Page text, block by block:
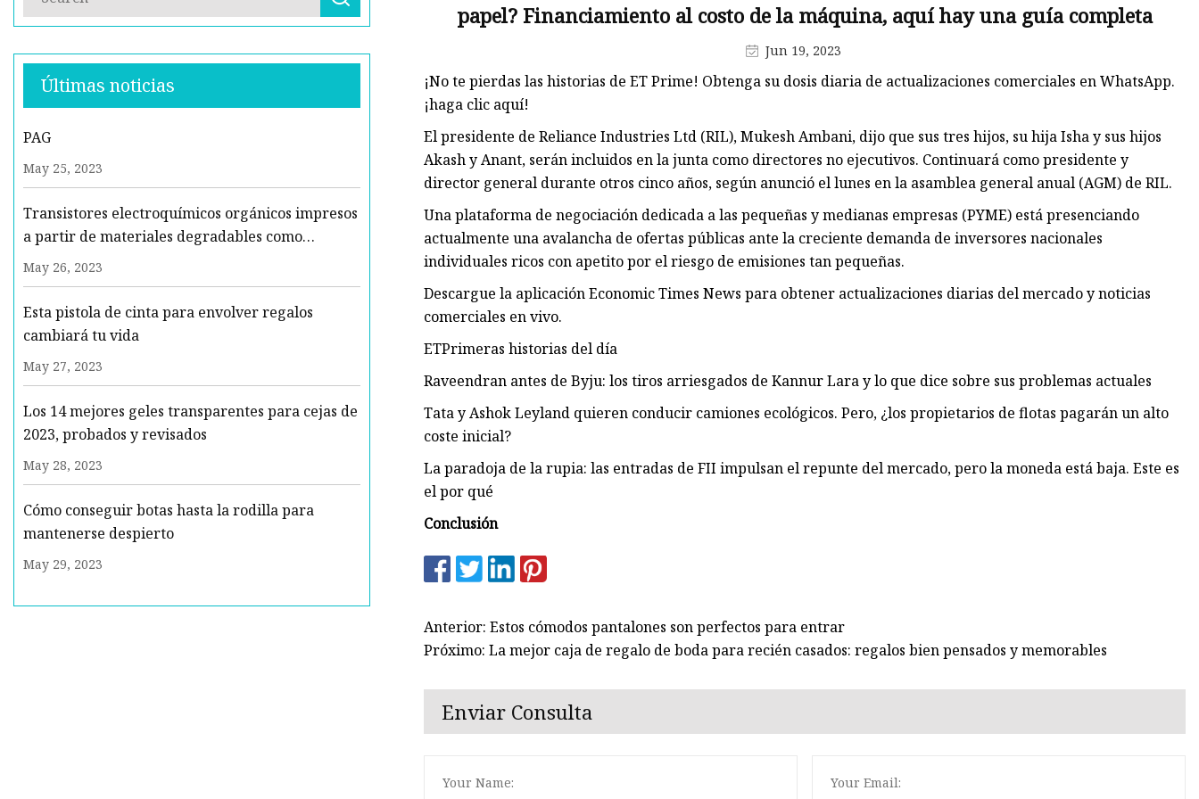
precio económico
Máquina troqueladora y
estampadora de láminas
Encoladora de carpetas
Máquina de corte
Máquina troqueladora
Últimas noticias
PAG
May 25, 2023
Transistores electroquímicos orgánicos impresos
a partir de materiales degradables como
sensores bioquímicos desechables
May 26, 2023
Esta pistola de cinta para envolver regalos
cambiará tu vida
May 27, 2023
Los 14 mejores geles transparentes para cejas de
2023, probados y revisados
May 28, 2023
Cómo conseguir botas hasta la rodilla para
mantenerse despierto
May 29, 2023
papel? Financiamiento al costo de la máquina, aquí hay una guía completa
Jun 19, 2023
¡No te pierdas las historias de ET Prime! Obtenga su dosis diaria de actualizaciones comerciales en WhatsApp.
¡haga clic aquí!
El presidente de Reliance Industries Ltd (RIL), Mukesh Ambani, dijo que sus tres hijos, su hija Isha y sus hijos
Akash y Anant, serán incluidos en la junta como directores no ejecutivos. Continuará como presidente y
director general durante otros cinco años, según anunció el lunes en la asamblea general anual (AGM) de RIL.
Una plataforma de negociación dedicada a las pequeñas y medianas empresas (PYME) está presenciando
actualmente una avalancha de ofertas públicas ante la creciente demanda de inversores nacionales
individuales ricos con apetito por el riesgo de emisiones tan pequeñas.
Descargue la aplicación Economic Times News para obtener actualizaciones diarias del mercado y noticias
comerciales en vivo.
ETPrimeras historias del día
Raveendran antes de Byju: los tiros arriesgados de Kannur Lara y lo que dice sobre sus problemas actuales
Tata y Ashok Leyland quieren conducir camiones ecológicos. Pero, ¿los propietarios de flotas pagarán un alto
coste inicial?
La paradoja de la rupia: las entradas de FII impulsan el repunte del mercado, pero la moneda está baja. Este es
el por qué
Conclusión
Anterior: Estos cómodos pantalones son perfectos para entrar
Próximo: La mejor caja de regalo de boda para recién casados: regalos bien pensados ​​y memorables
Enviar Consulta